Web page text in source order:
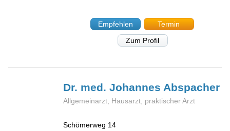
Empfehlen
Termin
Zum Profil
Dr. med. Johannes Abspacher
Allgemeinarzt, Hausarzt, praktischer Arzt
Schömerweg 14